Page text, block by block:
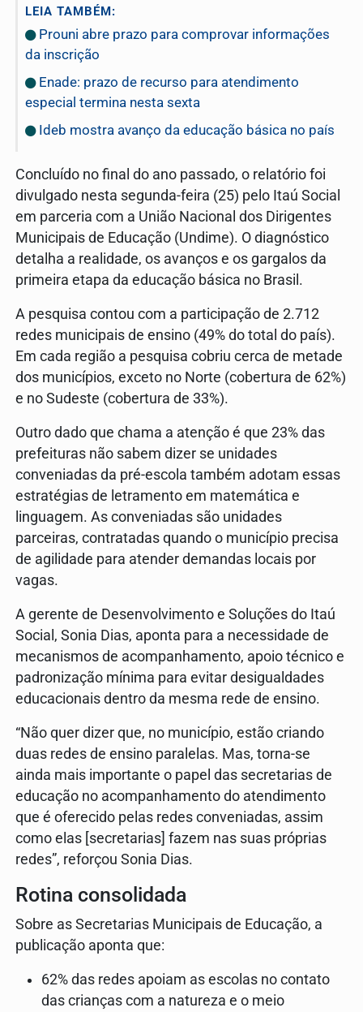
LEIA TAMBÉM:
Prouni abre prazo para comprovar informações
da inscrição
Enade: prazo de recurso para atendimento
especial termina nesta sexta
Ideb mostra avanço da educação básica no país
Concluído no final do ano passado, o relatório foi
divulgado nesta segunda-feira (25) pelo Itaú Social
em parceria com a União Nacional dos Dirigentes
Municipais de Educação (Undime). O diagnóstico
detalha a realidade, os avanços e os gargalos da
primeira etapa da educação básica no Brasil.
A pesquisa contou com a participação de 2.712
redes municipais de ensino (49% do total do país).
Em cada região a pesquisa cobriu cerca de metade
dos municípios, exceto no Norte (cobertura de 62%)
e no Sudeste (cobertura de 33%).
Outro dado que chama a atenção é que 23% das
prefeituras não sabem dizer se unidades
conveniadas da pré-escola também adotam essas
estratégias de letramento em matemática e
linguagem. As conveniadas são unidades
parceiras, contratadas quando o município precisa
de agilidade para atender demandas locais por
vagas.
A gerente de Desenvolvimento e Soluções do Itaú
Social, Sonia Dias, aponta para a necessidade de
mecanismos de acompanhamento, apoio técnico e
padronização mínima para evitar desigualdades
educacionais dentro da mesma rede de ensino.
“Não quer dizer que, no município, estão criando
duas redes de ensino paralelas. Mas, torna-se
ainda mais importante o papel das secretarias de
educação no acompanhamento do atendimento
que é oferecido pelas redes conveniadas, assim
como elas [secretarias] fazem nas suas próprias
redes”, reforçou Sonia Dias.
Rotina consolidada
Sobre as Secretarias Municipais de Educação, a
publicação aponta que:
62% das redes apoiam as escolas no contato
das crianças com a natureza e o meio